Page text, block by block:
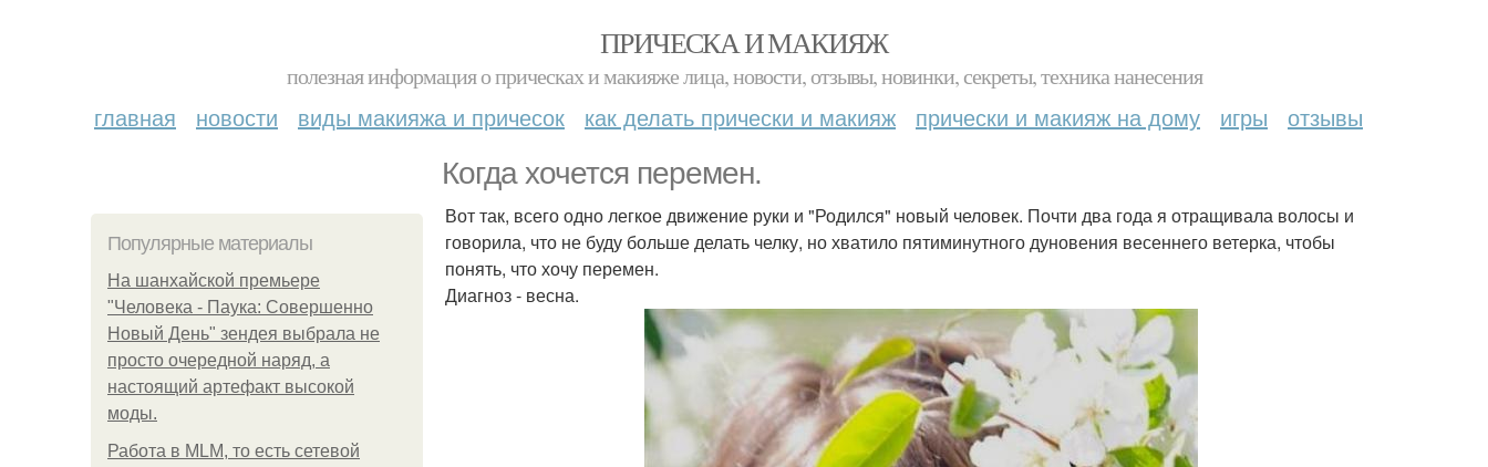
ПРИЧЕСКА И МАКИЯЖ
полезная информация о прическах и макияже лица, новости, отзывы, новинки, секреты, техника нанесения
главная новости виды макияжа и причесок как делать прически и макияж прически и макияж на дому игры отзывы
Когда хочется перемен.
Популярные материалы
На шанхайской премьере
"Человека - Паука: Совершенно
Новый День" зендея выбрала не
просто очередной наряд, а
настоящий артефакт высокой
моды.
Работа в MLM, то есть сетевой
Вот так, всего одно легкое движение руки и "Родился" новый человек. Почти два года я отращивала волосы и
говорила, что не буду больше делать челку, но хватило пятиминутного дуновения весеннего ветерка, чтобы
понять, что хочу перемен.
Диагноз - весна.